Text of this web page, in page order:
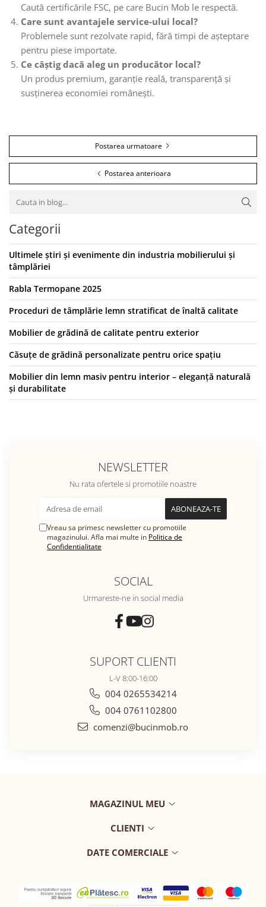
Caută certificările FSC, pe care Bucin Mob le respectă.
Care sunt avantajele service-ului local?
Problemele sunt rezolvate rapid, fără timpi de așteptare
pentru piese importate.
Ce câștig dacă aleg un producător local?
Un produs premium, garanție reală, transparență și
susținerea economiei românești.
Postarea urmatoare
Postarea anterioara
Categorii
Ultimele știri și evenimente din industria mobilierului și
tâmplăriei
Rabla Termopane 2025
Proceduri de tâmplărie lemn stratificat de înaltă calitate
Mobilier de grădină de calitate pentru exterior
Căsuțe de grădină personalizate pentru orice spațiu
Mobilier din lemn masiv pentru interior – eleganță naturală
și durabilitate
NEWSLETTER
Nu rata ofertele si promotiile noastre
Vreau sa primesc newsletter cu promotiile
magazinului. Afla mai multe in Politica de
Confidentialitate
SOCIAL
Urmareste-ne in social media
SUPORT CLIENTI
L-V 8:00-16:00
004 0265534214
004 0761102800
comenzi@bucinmob.ro
MAGAZINUL MEU
CLIENTI
DATE COMERCIALE